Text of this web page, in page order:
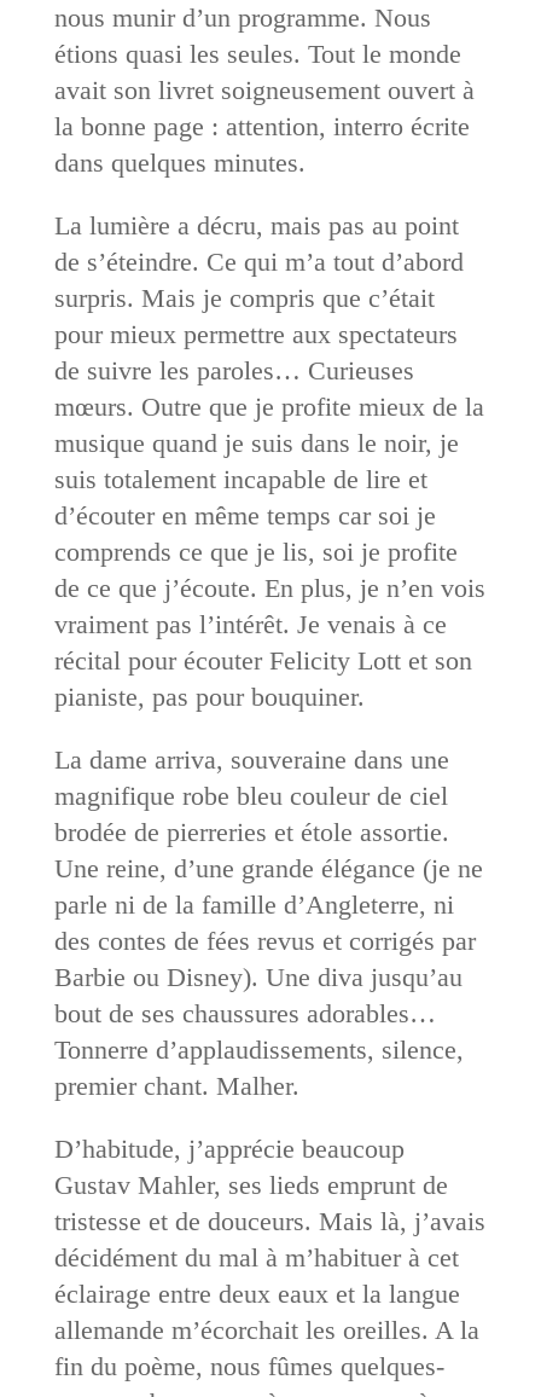
nous munir d’un programme. Nous
étions quasi les seules. Tout le monde
avait son livret soigneusement ouvert à
la bonne page : attention, interro écrite
dans quelques minutes.
La lumière a décru, mais pas au point
de s’éteindre. Ce qui m’a tout d’abord
surpris. Mais je compris que c’était
pour mieux permettre aux spectateurs
de suivre les paroles… Curieuses
mœurs. Outre que je profite mieux de la
musique quand je suis dans le noir, je
suis totalement incapable de lire et
d’écouter en même temps car soi je
comprends ce que je lis, soi je profite
de ce que j’écoute. En plus, je n’en vois
vraiment pas l’intérêt. Je venais à ce
récital pour écouter Felicity Lott et son
pianiste, pas pour bouquiner.
La dame arriva, souveraine dans une
magnifique robe bleu couleur de ciel
brodée de pierreries et étole assortie.
Une reine, d’une grande élégance (je ne
parle ni de la famille d’Angleterre, ni
des contes de fées revus et corrigés par
Barbie ou Disney). Une diva jusqu’au
bout de ses chaussures adorables…
Tonnerre d’applaudissements, silence,
premier chant. Malher.
D’habitude, j’apprécie beaucoup
Gustav Mahler, ses lieds emprunt de
tristesse et de douceurs. Mais là, j’avais
décidément du mal à m’habituer à cet
éclairage entre deux eaux et la langue
allemande m’écorchait les oreilles. A la
fin du poème, nous fûmes quelques-